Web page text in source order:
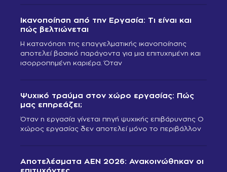
Ικανοποίηση από την Εργασία: Τι είναι και
πώς βελτιώνεται
Η κατανόηση της επαγγελματικής ικανοποίησης
αποτελεί βασικό παράγοντα για μια επιτυχημένη και
ισορροπημένη καριέρα. Όταν
Ψυχικό τραύμα στον χώρο εργασίας: Πώς
μας επηρεάζει;
Όταν η εργασία γίνεται πηγή ψυχικής επιβάρυνσης Ο
χώρος εργασίας δεν αποτελεί μόνο το περιβάλλον
Αποτελέσματα ΑΕΝ 2026: Ανακοινώθηκαν οι
επιτυχόντες